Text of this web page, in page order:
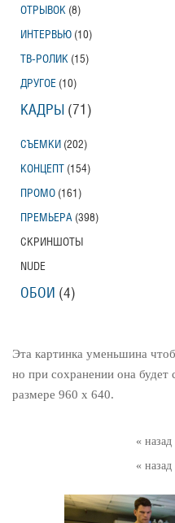
« назад
« назад
Эта картинка уменьшина
но при сохранении она будет
размере 960 x 640.
ОТРЫВОК (8)
ИНТЕРВЬЮ (10)
ТВ-РОЛИК (15)
ДРУГОЕ (10)
КАДРЫ (71)
СЪЕМКИ (202)
КОНЦЕПТ (154)
ПРОМО (161)
ПРЕМЬЕРА (398)
СКРИНШОТЫ
NUDE
ОБОИ (4)